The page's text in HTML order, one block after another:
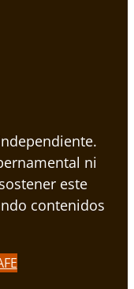
ni
este
contenidos